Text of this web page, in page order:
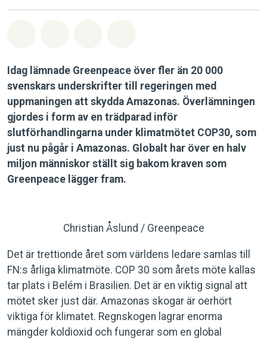
Idag lämnade Greenpeace över fler än 20 000
svenskars underskrifter till regeringen med
uppmaningen att skydda Amazonas. Överlämningen
gjordes i form av en trädparad inför
slutförhandlingarna under klimatmötet COP30, som
just nu pågår i Amazonas. Globalt har över en halv
miljon människor ställt sig bakom kraven som
Greenpeace lägger fram.
Christian Åslund / Greenpeace
Det är trettionde året som världens ledare samlas till
FN:s årliga klimatmöte. COP 30 som årets möte kallas
tar plats i Belém i Brasilien. Det är en viktig signal att
mötet sker just där. Amazonas skogar är oerhört
viktiga för klimatet. Regnskogen lagrar enorma
mängder koldioxid och fungerar som en global